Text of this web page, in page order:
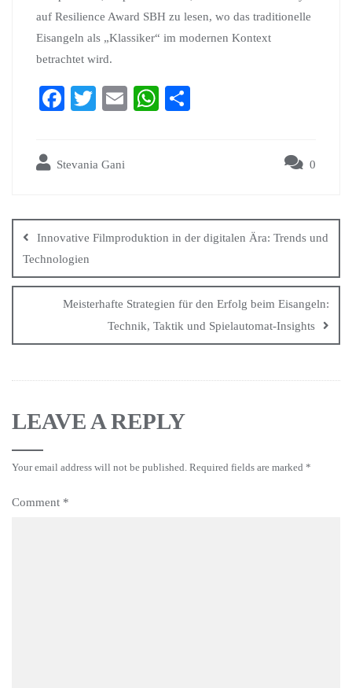
auf Resilience Award SBH zu lesen, wo das traditionelle
Eisangeln als „Klassiker“ im modernen Kontext
betrachtet wird.
Fa
ok
T
r
E
W
Stevania Gani 0
Innovative Filmproduktion in der digitalen Ära: Trends und
Technologien
Meisterhafte Strategien für den Erfolg beim Eisangeln:
Technik, Taktik und Spielautomat-Insights
LEAVE A REPLY
Your email address will not be published. Required fields are marked *
Comment *